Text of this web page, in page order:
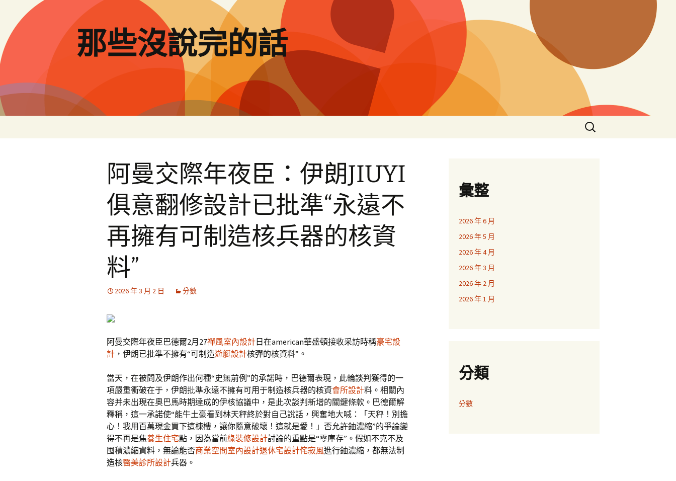
要
內
容
那些沒說完的話
搜
尋
阿曼交際年夜臣：伊朗JIUYI
俱意翻修設計已批準“永遠不
再擁有可制造核兵器的核資
料”
2026 年 3 月 2 日 分數
阿曼交際年夜臣巴德爾2月27禪風室內設計 日在american華盛頓接收采訪時稱豪宅設
計 ，伊朗已批準不擁有“可制造遊艇設計核彈的核資料”。
當天，在被問及伊朗作出何種“史無前例”的承諾時，巴德爾表現，此輪談判獲得的一
項嚴重衝破在于，伊朗批準永遠不擁有可用于制造核兵器的核資會所設計料。相關內
容并未出現在奧巴馬時期達成的伊核協議中，是此次談判新增的關鍵條款。巴德爾解
釋稱，這一承諾使“能牛土豪看到林天秤終於對自己說話，興奮地大喊：「天秤！別擔
心！我用百萬現金買下這棟樓，讓你隨意破壞！這就是愛！」否允許鈾濃縮”的爭論變
得不再是焦養生住宅點，因為當前綠裝修設計討論的重點是“零庫存”。假如不克不及
囤積濃縮資料，無論能否商業空間室內設計退休宅設計侘寂風進行鈾濃縮，都無法制
造核醫美診所設計兵器。
彙整
2026 年 6 月
2026 年 5 月
2026 年 4 月
2026 年 3 月
2026 年 2 月
2026 年 1 月
分類
分數